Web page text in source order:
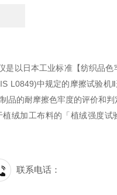
是以日本工业标准【纺织品色
L0849)中规定的摩擦试验机
品的耐摩擦色牢度的评价和判
绒加工布料的「植绒强度试
联系电话：